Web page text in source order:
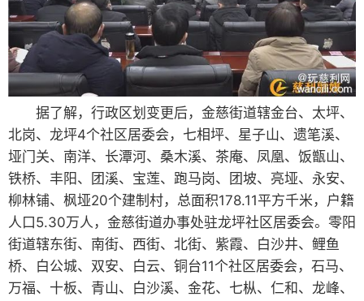
据了解，行政区划变更后，金慈街道辖金台、太坪、
北岗、龙坪4个社区居委会，七相坪、星子山、遗笔溪、
垭门关、南洋、长潭河、桑木溪、茶庵、凤凰、饭甑山、
铁桥、丰阳、团溪、宝莲、跑马岗、团坡、亮垭、永安、
柳林铺、枫垭20个建制村，总面积178.11平方千米，户籍
人口5.30万人，金慈街道办事处驻龙坪社区居委会。零阳
街道辖东街、南街、西街、北街、紫霞、白沙井、鲤鱼
桥、白公城、双安、白云、铜台11个社区居委会，石马、
万福、十板、青山、白沙溪、金花、七枞、仁和、龙峰、